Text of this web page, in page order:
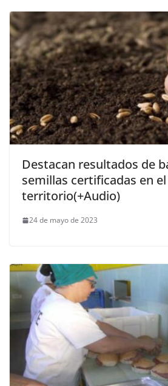
Destacan resultados de
semillas certificadas en el
territorio(+Audio)
24 de mayo de 2023